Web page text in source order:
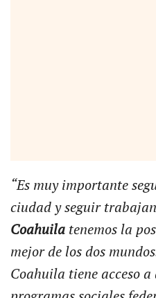
“Es muy importante
ciudad y seguir
Coahuila tenemos la
mejor de los dos
Coahuila tiene acceso